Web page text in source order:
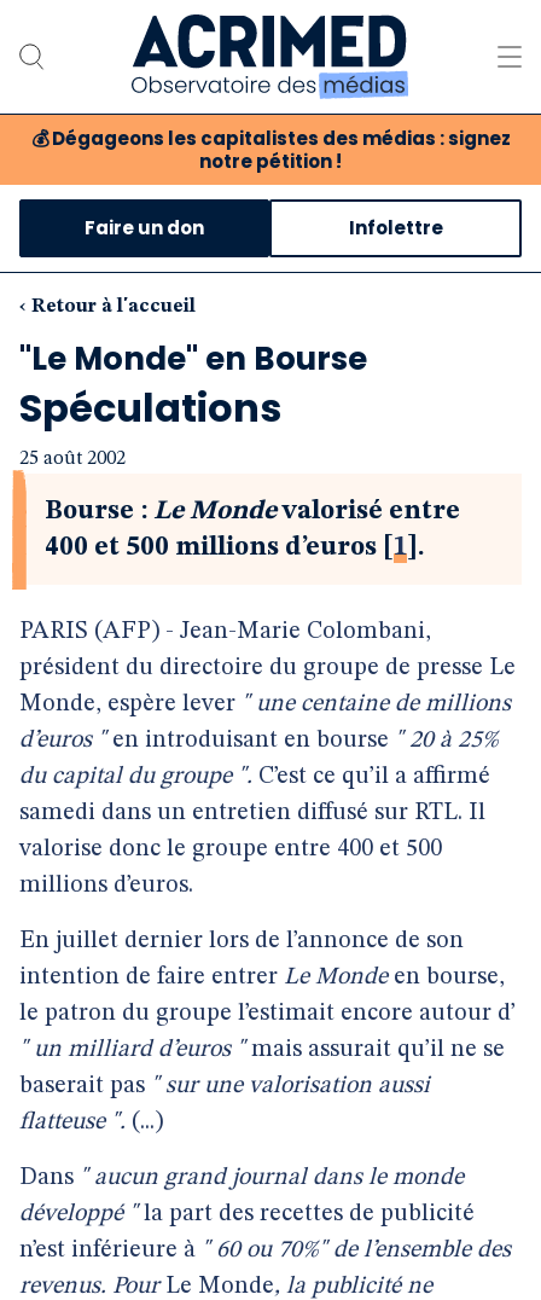
💰 Dégageons les capitalistes des médias : signez
notre pétition !
Notre association
Notre critique des médias
Nos propositions
Notre revue
Boutique
Faire un don Infolettre
‹ Retour à l'accueil
"Le Monde" en Bourse
Spéculations
25 août 2002
Bourse : Le Mondevalorisé entre
400 et 500 millions d’euros
1 .
PARIS (AFP) - Jean-Marie Colombani,
président du directoire du groupe de presse Le
Monde, espère lever " une centaine de millions
d’euros "en introduisant en bourse " 20 à 25%
du capital du groupe ". C’est ce qu’il a affirmé
samedi dans un entretien diffusé sur RTL. Il
valorise donc le groupe entre 400 et 500
millions d’euros.
En juillet dernier lors de l’annonce de son
intention de faire entrer Le Mondeen bourse,
le patron du groupe l’estimait encore autour d’
" un milliard d’euros "mais assurait qu’il ne se
baserait pas " sur une valorisation aussi
flatteuse ". (...)
Dans " aucun grand journal dans le monde
développé "la part des recettes de publicité
n’est inférieure à " 60 ou 70%" de l’ensemble des
revenus. Pour Le Monde, la publicité ne